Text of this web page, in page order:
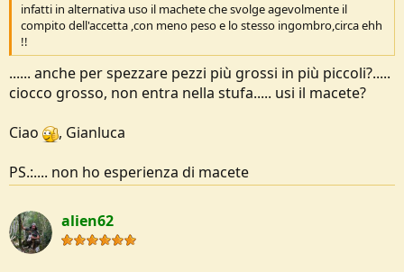
infatti in alternativa uso il machete che svolge agevolmente il
compito dell'accetta ,con meno peso e lo stesso ingombro,circa ehh
!!
...... anche per spezzare pezzi più grossi in più piccoli?.....
ciocco grosso, non entra nella stufa..... usi il macete?
Ciao
, Gianluca
PS.:.... non ho esperienza di macete
alien62